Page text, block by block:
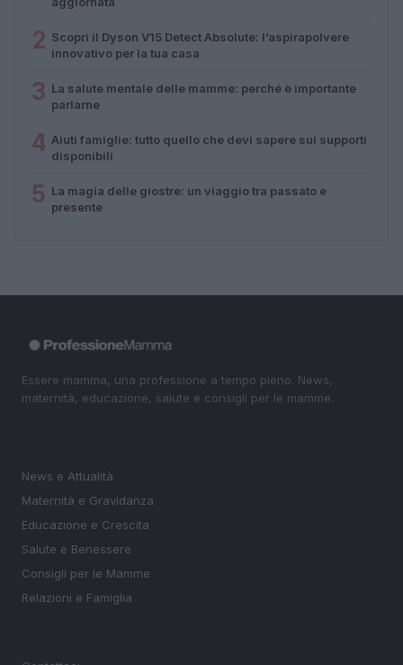
2 Scopri il Dyson V15 Detect Absolute: l’aspirapolvere
innovativo per la tua casa
3 La salute mentale delle mamme: perché è importante
parlarne
4 Aiuti famiglie: tutto quello che devi sapere sui supporti
disponibili
5 La magia delle giostre: un viaggio tra passato e
presente
Essere mamma, una professione a tempo pieno. News,
maternità, educazione, salute e consigli per le mamme.
News e Attualità
Maternità e Gravidanza
Educazione e Crescita
Salute e Benessere
Consigli per le Mamme
Relazioni e Famiglia